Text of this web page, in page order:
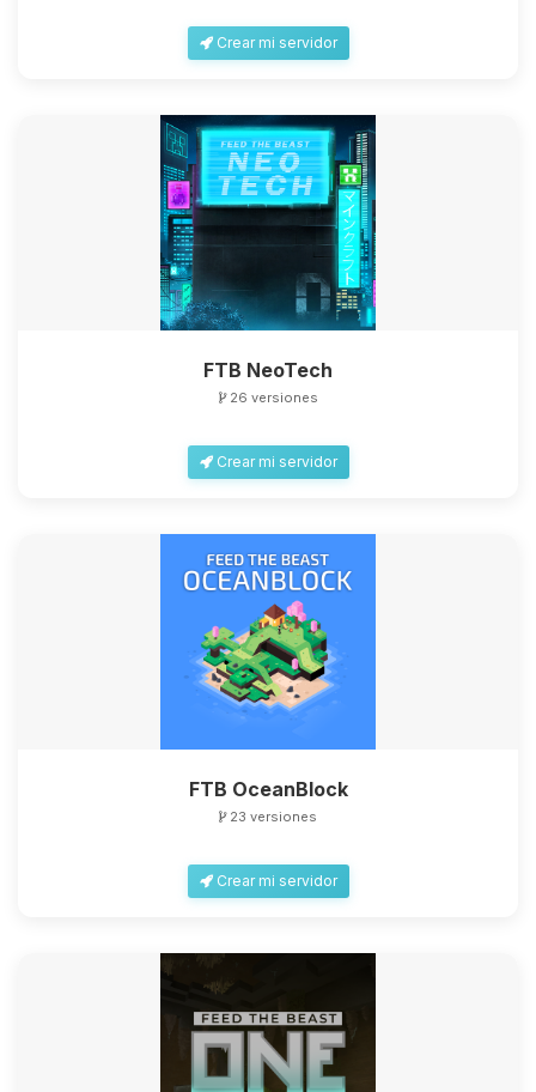
Crear mi servidor
FTB NeoTech
26 versiones
Crear mi servidor
FTB OceanBlock
23 versiones
Crear mi servidor